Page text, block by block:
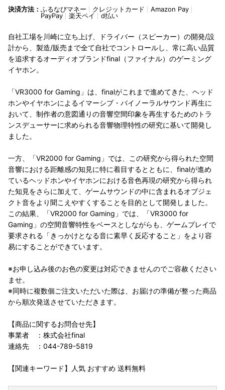
決済方法： ふるなびマネー クレジットカード
Amazon Pay
PayPay
楽天ペイ d払い
自社工場を川崎に立ち上げ、ドライバー（スピーカー）の開発/設
計から、製造/販売まで全て自社でコントロールし、常に高い品質
を追求するオーディオブランドfinal（ファイナル）のゲーミング
イヤホン。
「VR3000 for Gaming」は、finalがこれまで進めてきた、ヘッド
ホンやイヤホンによるイマーシブ・バイノーラルサウンド再生に
おいて、制作者の意図通りの音響空間印象を再生するためのトラ
ンスデューサーに求められる音響物理特性の研究に基いて開発し
ました。
一方、「VR2000 for Gaming」では、この研究から得られた空間
音響における距離感の知見に特に着目するとともに、finalが進め
ているヘッドホンやイヤホンにおける音色再現の研究から得られ
た知見をさらに加えて、ゲームサウンドの中に含まれるオブジェ
クト音をより聞こえやすくすることを目的として開発しました。
この結果、「VR2000 for Gaming」では、「VR3000 for
Gaming」の空間音響特性をベースとしながらも、ゲームプレイで
要求される「きっかけとなる音に素早く反応すること」をより容
易にすることができています。
※お申し込み後のお色の変更は対応できませんのでご容赦ください
ませ。
※同時に複数個ご注文いただいた際は、お届けの準備が整った商品
から順次発送させていただきます。
【商品に関するお問合せ先】
事業者 ：株式会社final
連絡先 ：044-789-5819
【関連キーワード】人気 おすすめ 送料無料